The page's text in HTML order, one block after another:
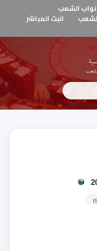
الشعب
البث المباشر